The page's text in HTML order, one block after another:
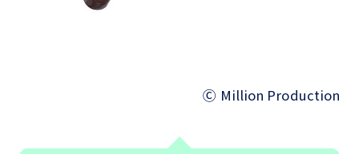
Ⓒ Million Production